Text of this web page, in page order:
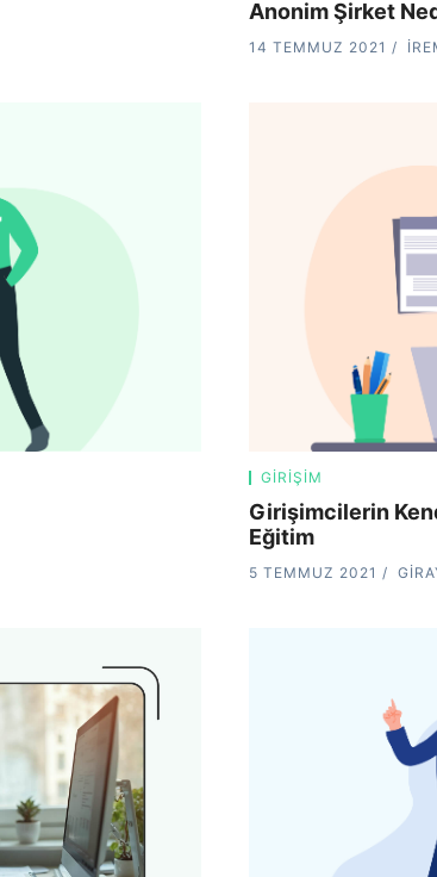
Anonim Şirket
14 TEMMUZ 2021
GIRIŞIM
Girişimcilerin
Eğitim
5 TEMMUZ 2021